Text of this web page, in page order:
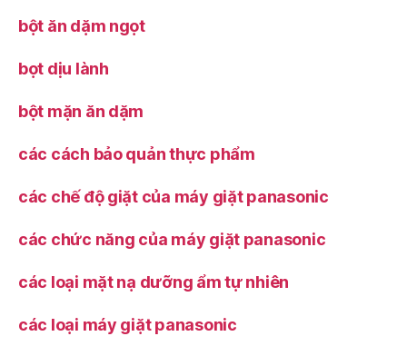
bột ăn dặm ngọt
bọt dịu lành
bột mặn ăn dặm
các cách bảo quản thực phẩm
các chế độ giặt của máy giặt panasonic
các chức năng của máy giặt panasonic
các loại mặt nạ dưỡng ẩm tự nhiên
các loại máy giặt panasonic